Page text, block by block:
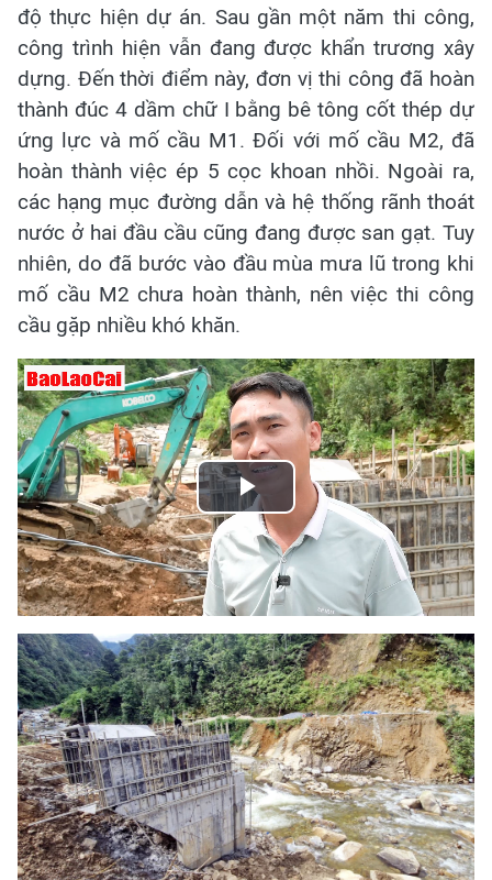
độ thực hiện dự án. Sau gần một năm thi công,
công trình hiện vẫn đang được khẩn trương xây
dựng. Đến thời điểm này, đơn vị thi công đã hoàn
thành đúc 4 dầm chữ I bằng bê tông cốt thép dự
ứng lực và mố cầu M1. Đối với mố cầu M2, đã
hoàn thành việc ép 5 cọc khoan nhồi. Ngoài ra,
các hạng mục đường dẫn và hệ thống rãnh thoát
nước ở hai đầu cầu cũng đang được san gạt. Tuy
nhiên, do đã bước vào đầu mùa mưa lũ trong khi
mố cầu M2 chưa hoàn thành, nên việc thi công
cầu gặp nhiều khó khăn.
Play
Video